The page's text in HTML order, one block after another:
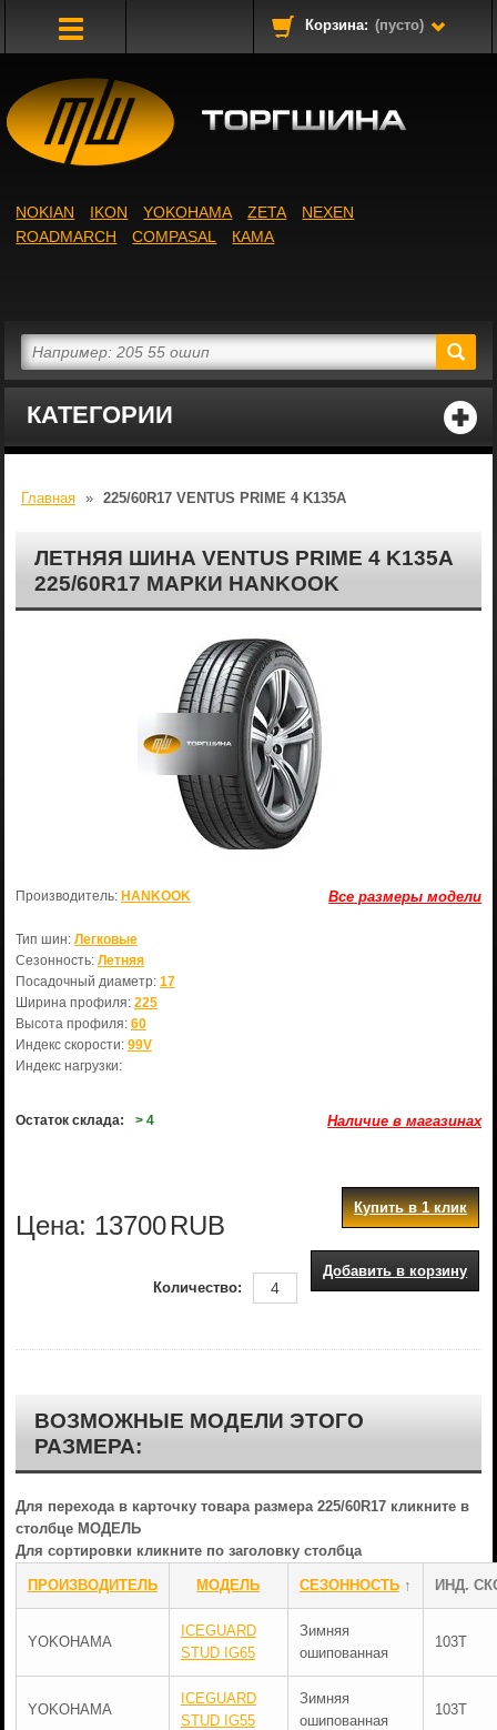
Корзина: (пусто)
КАТЕГОРИИ
NOKIAN IKON YOKOHAMA ZETA
NEXEN
ROADMARCH
COMPASAL КАМА
Главная » 225/60R17 VENTUS PRIME 4 K135A
ЛЕТНЯЯ ШИНА VENTUS PRIME 4 K135A
225/60R17 МАРКИ HANKOOK
Все размеры модели
Производитель: HANKOOK
Тип шин: Легковые
Сезонность: Летняя
Посадочный диаметр: 17
Ширина профиля: 225
Высота профиля: 60
Индекс скорости: 99V
Индекс нагрузки:
Остаток склада: > 4 Наличие в магазинах
Цена: 13700RUB
Купить в 1 клик
Добавить в корзину
Количество:
ВОЗМОЖНЫЕ МОДЕЛИ ЭТОГО
РАЗМЕРА:
Для перехода в карточку товара размера 225/60R17 кликните в
столбце МОДЕЛЬ
Для сортировки кликните по заголовку столбца
ПРОИЗВОДИТЕЛЬ МОДЕЛЬ СЕЗОННОСТЬ↑ ИНД.
YOKOHAMA
ICEGUARD
STUD IG65
Зимняя
ошипованная
103T
YOKOHAMA
ICEGUARD
STUD IG55
Зимняя
ошипованная
103T